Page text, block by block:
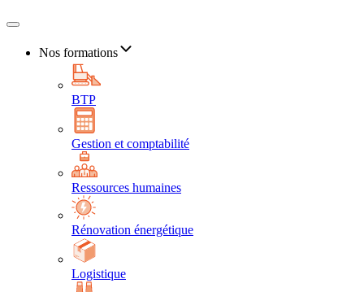
Nos formations
BTP
Gestion et comptabilité
Ressources humaines
Rénovation énergétique
Logistique